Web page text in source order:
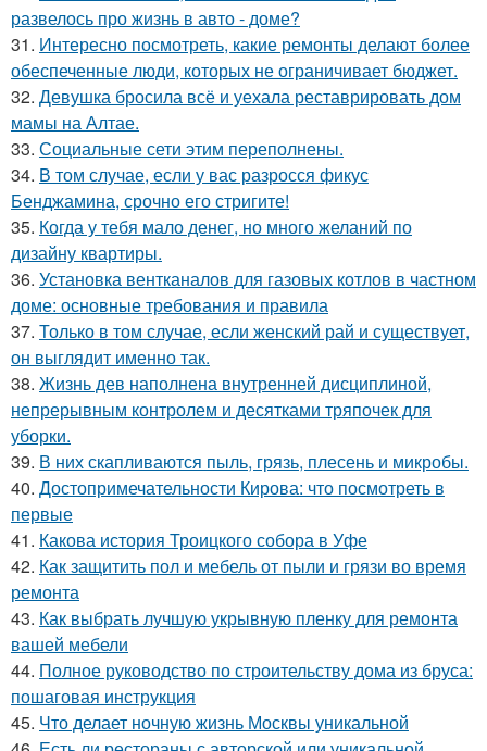
развелось про жизнь в авто - доме?
31. Интересно посмотреть, какие ремонты делают более
обеспеченные люди, которых не ограничивает бюджет.
32. Девушка бросила всё и уехала реставрировать дом
мамы на Алтае.
33. Социальные сети этим переполнены.
34. В том случае, если у вас разросся фикус
Бенджамина, срочно его стригите!
35. Когда у тебя мало денег, но много желаний по
дизайну квартиры.
36. Установка вентканалов для газовых котлов в частном
доме: основные требования и правила
37. Только в том случае, если женский рай и существует,
он выглядит именно так.
38. Жизнь дев наполнена внутренней дисциплиной,
непрерывным контролем и десятками тряпочек для
уборки.
39. В них скапливаются пыль, грязь, плесень и микробы.
40. Достопримечательности Кирова: что посмотреть в
первые
41. Какова история Троицкого собора в Уфе
42. Как защитить пол и мебель от пыли и грязи во время
ремонта
43. Как выбрать лучшую укрывную пленку для ремонта
вашей мебели
44. Полное руководство по строительству дома из бруса:
пошаговая инструкция
45. Что делает ночную жизнь Москвы уникальной